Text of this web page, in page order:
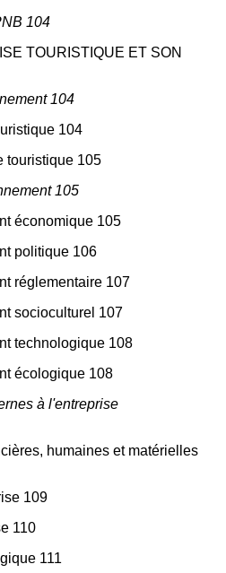
104
TOURISTIQUE ET SON
104
104
touristique 105
105
économique 105
politique 106
réglementaire 107
socioculturel 107
technologique 108
écologique 108
à l'entreprise
humaines et matérielles
109
110
111